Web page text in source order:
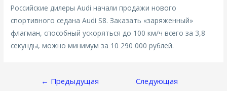
Российские дилеры Audi начали продажи нового
спортивного седана Audi S8. Заказать «заряженный»
флагман, способный ускоряться до 100 км/ч всего за 3,8
секунды, можно минимум за 10 290 000 рублей.
Навигация
← Предыдущая
Следующая